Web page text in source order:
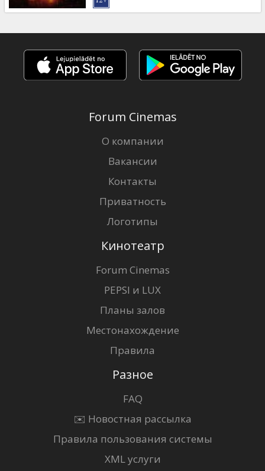
Forum Cinemas
О компании
Вакансии
Контакты
Приватность
Логотипы
Кинотеатр
Forum Cinemas
PEPSI и LUX
Планы залов
Местонахождение
Правила
Разное
FAQ
✉️ Новостная рассылка
Правила пользования системы
XML услуги